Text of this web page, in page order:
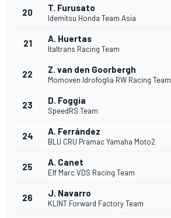
20 T. Furusato
Idemitsu Honda Team Asia
21 A. Huertas
Italtrans Racing Team
22 Z. van den Goorbergh
Momoven Idrofoglia RW Racing Team
23 D. Foggia
SpeedRS Team
24 A. Ferrández
BLU CRU Pramac Yamaha Moto2
25 A. Canet
Elf Marc VDS Racing Team
26 J. Navarro
KLINT Forward Factory Team